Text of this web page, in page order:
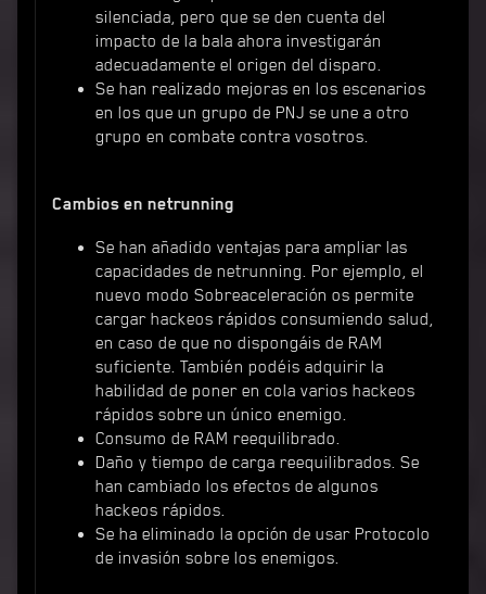
silenciada, pero que se den cuenta del
impacto de la bala ahora investigarán
adecuadamente el origen del disparo.
Se han realizado mejoras en los escenarios
en los que un grupo de PNJ se une a otro
grupo en combate contra vosotros.
Cambios en netrunning
Se han añadido ventajas para ampliar las
capacidades de netrunning. Por ejemplo, el
nuevo modo Sobreaceleración os permite
cargar hackeos rápidos consumiendo salud,
en caso de que no dispongáis de RAM
suficiente. También podéis adquirir la
habilidad de poner en cola varios hackeos
rápidos sobre un único enemigo.
Consumo de RAM reequilibrado.
Daño y tiempo de carga reequilibrados. Se
han cambiado los efectos de algunos
hackeos rápidos.
Se ha eliminado la opción de usar Protocolo
de invasión sobre los enemigos.